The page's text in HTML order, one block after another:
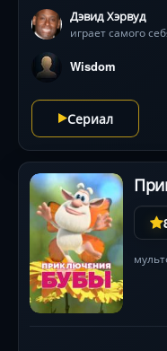
Дэвид Хэрвуд
играет самого
Wisdom
Сериал